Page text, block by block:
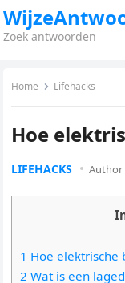
Zoek antwoorden
Home Lifehacks
Hoe
LIFEHACKS Author
1 Hoe elektrische
2 Wat is een